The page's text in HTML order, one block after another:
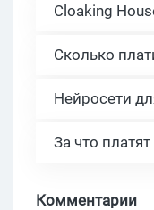
Комментарии